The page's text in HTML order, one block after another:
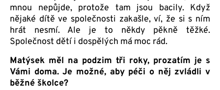
mnou nepůjde, protože tam jsou bacily. Když
nějaké dítě ve společnosti zakašle, ví, že si s ním
hrát nesmí. Ale je to někdy pěkně těžké.
Společnost dětí i dospělých má moc rád.
Matýsek měl na podzim tři roky, prozatím je s
Vámi doma. Je možné, aby péči o něj zvládli v
běžné školce?